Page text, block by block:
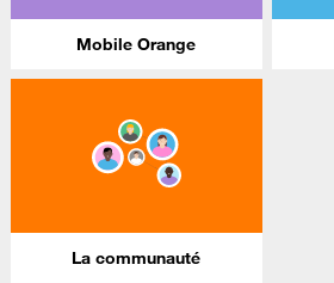
Mobile Orange
La communauté